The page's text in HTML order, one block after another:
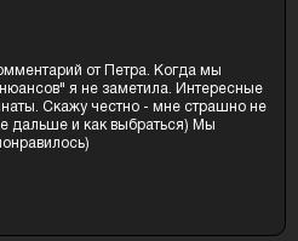
от Петра. Когда мы
я не заметила. Интересные
Скажу честно - мне страшно не
дальше и как выбраться) Мы